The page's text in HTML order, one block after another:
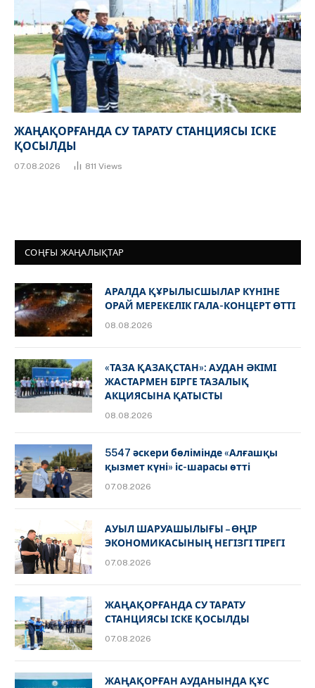
ЖАҢАҚОРҒАНДА СУ ТАРАТУ СТАНЦИЯСЫ ІСКЕ
ҚОСЫЛДЫ
07.08.2026 811 Views
СОҢҒЫ ЖАҢАЛЫҚТАР
АРАЛДА ҚҰРЫЛЫСШЫЛАР КҮНІНЕ
ОРАЙ МЕРЕКЕЛІК ГАЛА-КОНЦЕРТ ӨТТІ
08.08.2026
«ТАЗА ҚАЗАҚСТАН»: АУДАН ӘКІМІ
ЖАСТАРМЕН БІРГЕ ТАЗАЛЫҚ
АКЦИЯСЫНА ҚАТЫСТЫ
08.08.2026
5547 әскери бөлімінде «Алғашқы
қызмет күні» іс-шарасы өтті
07.08.2026
АУЫЛ ШАРУАШЫЛЫҒЫ – ӨҢІР
ЭКОНОМИКАСЫНЫҢ НЕГІЗГІ ТІРЕГІ
07.08.2026
ЖАҢАҚОРҒАНДА СУ ТАРАТУ
СТАНЦИЯСЫ ІСКЕ ҚОСЫЛДЫ
07.08.2026
ЖАҢАҚОРҒАН АУДАНЫНДА ҚҰС